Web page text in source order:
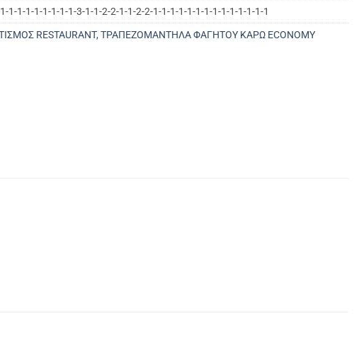
1-1-1-1-1-1-1-1-3-1-1-2-2-1-1-2-2-1-1-1-1-1-1-1-1-1-1-1-1-1-1
RESTAURANT, ΤΡΑΠΕΖΟΜΑΝΤΗΛΑ ΦΑΓΗΤΟΥ ΚΑΡΩ ECONOMY